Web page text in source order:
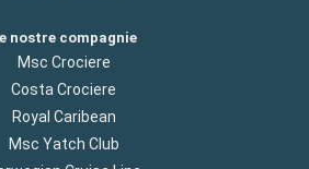
nostre compagnie
Msc Crociere
Costa Crociere
Royal Caribean
Msc Yatch Club